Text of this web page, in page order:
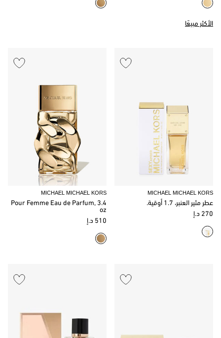
الأكثر مبيعًا
MICHAEL MICHAEL KORS
عطر مثير العنبر، 1.7 أوقية.
270 د.إ
MICHAEL MICHAEL KORS
Pour Femme Eau de Parfum, 3.4
oz
510 د.إ